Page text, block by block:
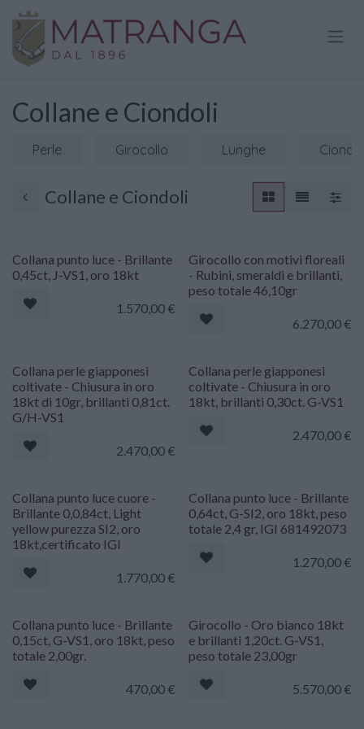
Passa al contenuto
Collane e Ciondoli
Perle Girocollo Lunghe
Collane e Ciondoli
Collana punto luce - Brillante
0,45ct, J-VS1, oro 18kt
1.570,00€
Girocollo con motivi floreali
- Rubini, smeraldi e brillanti,
peso totale 46,10gr
6.270,00€
Collana perle giapponesi
coltivate - Chiusura in oro
18kt di 10gr, brillanti 0,81ct.
G/H-VS1
2.470,00€
Collana perle giapponesi
coltivate - Chiusura in oro
18kt, brillanti 0,30ct. G-VS1
2.470,00€
Collana punto luce cuore -
Brillante 0,0,84ct, Light
yellow purezza SI2, oro
18kt,certificato IGI
1.770,00€
Collana punto luce - Brillante
0,64ct, G-SI2, oro 18kt, peso
totale 2,4 gr, IGI 681492073
1.270,00€
Collana punto luce - Brillante
0,15ct, G-VS1, oro 18kt, peso
totale 2,00gr.
470,00€
Girocollo - Oro bianco 18kt
e brillanti 1,20ct. G-VS1,
peso totale 23,00gr
5.570,00€